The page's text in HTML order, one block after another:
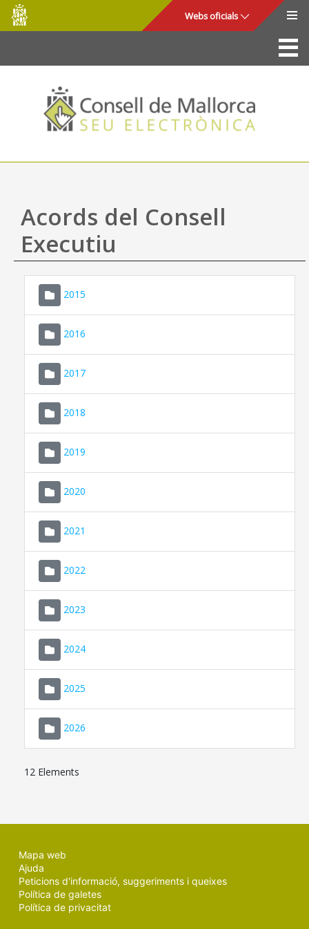
Salta al contingut principal
Consell
de
Mallorca
Webs oficials
La Seu
Consell de Mallorca
Accés i seguretat
Utilitats
Ajuda
Acords del Consell
Executiu
2015
2016
2017
2018
2019
2020
2021
2022
2023
2024
2025
2026
12 Elements
Mapa web
Ajuda
Peticions d'informació, suggeriments i queixes
Política de galetes
Política de privacitat